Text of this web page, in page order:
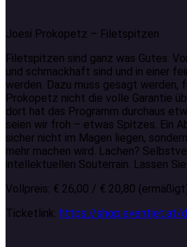
Joesi Prokopetz – Filetspitzen
Filetspitzen sind ganz was Gutes.
und schmackhaft sind und in einer
werden. Dazu muss gesagt werden,
Prokopetz nicht die volle Garantie
dort hat das Programm durchaus
seien wir froh – etwas Spitzes. Ein
sicher nicht im Magen liegen,
mehr machen wird. Lachen?
intellektuellen Souterrain. Lassen
Vollpreis: € 26,00 / € 20,80
Ticketlink: https://shop.eventjet.at/